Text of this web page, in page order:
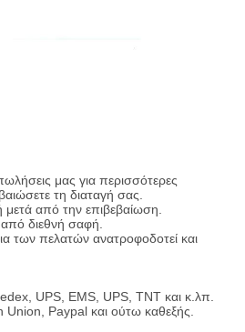
μας για περισσότερες
τη διαταγή σας.
από την επιβεβαίωση.
διεθνή σαφή.
των πελατών ανατροφοδοτεί και
UPS, EMS, UPS, TNT και κ.λπ.
Paypal και ούτω καθεξής.